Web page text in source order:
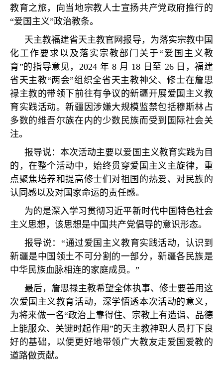
教育之旅，向当地宗教人士宣扬共产党政府推行的
“爱国主义”政治教条。
天主教福建省天主教官网报导，为落实宗教中国
化工作要求以及落实宗教部门关于“爱国主义教
育”的指导意见，2024 年 8 月 18 日至 26 日，福建
省天主教“两会”组织全省天主教神父、修士在詹思
禄主教的带领下前往有争议的新疆开展爱国主义教
育实践活动。新疆因涉嫌大规模监禁包括穆斯林占
多数的维吾尔族在内的少数民族而受到国际社会关
注。
报导说：本次活动主要以爱国主义教育实践为目
的，在整个活动中，始终贯穿爱国主义主旋律，重
点聚焦培养和提高修士们对祖国的热爱、对民族的
认同感以及对国家命运的责任感。
为的是深入学习贯彻习近平新时代中国特色社会
主义思想，该思想是中国共产党倡导的意识形态。
报导说：“通过爱国主义教育实践活动，认识到
新疆是中国领土不可分割的一部分，新疆各民族是
中华民族血脉相连的家庭成员。 ”
最后，詹思禄主教希望全体执事、修士要善用这
次爱国主义教育活动，深学悟透本次活动的意义，
为将来做一名“政治上靠得住、宗教上有造诣、品德
上能服众、关键时起作用”的天主教神职人员打下良
好的基础，以便更好地带领广大教友走爱国爱教的
道路做贡献。